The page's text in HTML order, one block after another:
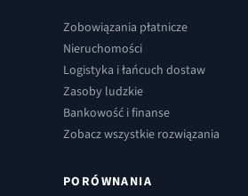
Zobowiązania płatnicze
Nieruchomości
Logistyka i łańcuch dostaw
Zasoby ludzkie
Bankowość i finanse
Zobacz wszystkie rozwiązania
PORÓWNANIA